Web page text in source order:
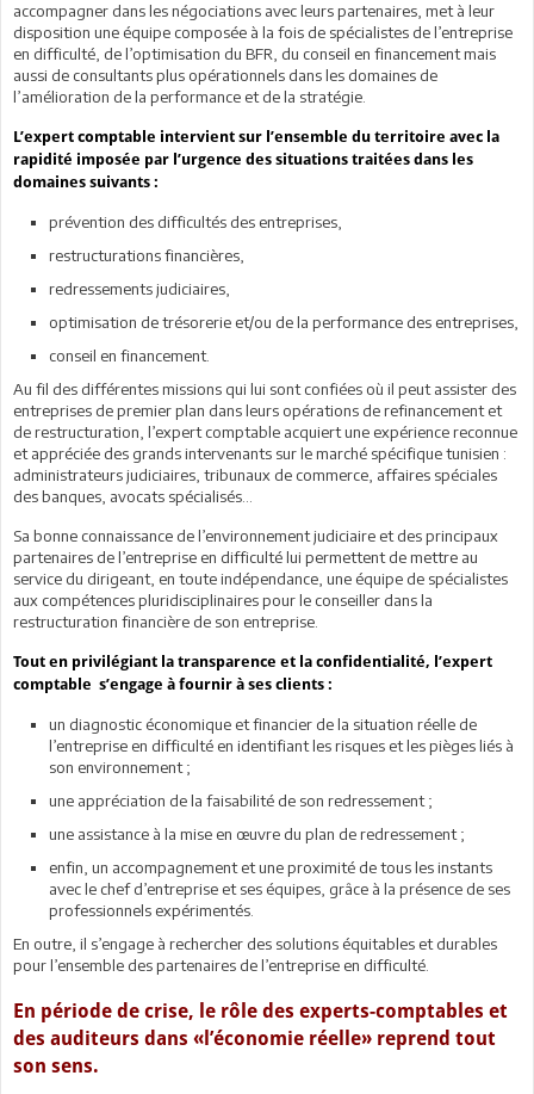
accompagner dans les négociations avec leurs partenaires, met à leur
disposition une équipe composée à la fois de spécialistes de l’entreprise
en difficulté, de l’optimisation du BFR, du conseil en financement mais
aussi de consultants plus opérationnels dans les domaines de
l’amélioration de la performance et de la stratégie.
L’expert comptable intervient sur l’ensemble du territoire avec la
rapidité imposée par l’urgence des situations traitées dans les
domaines suivants :
prévention des difficultés des entreprises,
restructurations financières,
redressements judiciaires,
optimisation de trésorerie et/ou de la performance des entreprises,
conseil en financement.
Au fil des différentes missions qui lui sont confiées où il peut assister des
entreprises de premier plan dans leurs opérations de refinancement et
de restructuration, l’expert comptable acquiert une expérience reconnue
et appréciée des grands intervenants sur le marché spécifique tunisien :
administrateurs judiciaires, tribunaux de commerce, affaires spéciales
des banques, avocats spécialisés…
Sa bonne connaissance de l’environnement judiciaire et des principaux
partenaires de l’entreprise en difficulté lui permettent de mettre au
service du dirigeant, en toute indépendance, une équipe de spécialistes
aux compétences pluridisciplinaires pour le conseiller dans la
restructuration financière de son entreprise.
Tout en privilégiant la transparence et la confidentialité, l’expert
comptable s’engage à fournir à ses clients :
un diagnostic économique et financier de la situation réelle de
l’entreprise en difficulté en identifiant les risques et les pièges liés à
son environnement ;
une appréciation de la faisabilité de son redressement ;
une assistance à la mise en œuvre du plan de redressement ;
enfin, un accompagnement et une proximité de tous les instants
avec le chef d’entreprise et ses équipes, grâce à la présence de ses
professionnels expérimentés.
En outre, il s’engage à rechercher des solutions équitables et durables
pour l’ensemble des partenaires de l’entreprise en difficulté.
En période de crise, le rôle des experts-comptables et
des auditeurs dans «l’économie réelle» reprend tout
son sens.